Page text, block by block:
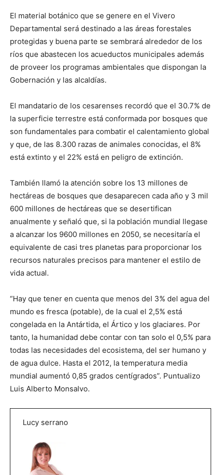
El material botánico que se genere en el Vivero
Departamental será destinado a las áreas forestales
protegidas y buena parte se sembrará alrededor de los
ríos que abastecen los acueductos municipales además
de proveer los programas ambientales que dispongan la
Gobernación y las alcaldías.
El mandatario de los cesarenses recordó que el 30.7% de
la superficie terrestre está conformada por bosques que
son fundamentales para combatir el calentamiento global
y que, de las 8.300 razas de animales conocidas, el 8%
está extinto y el 22% está en peligro de extinción.
También llamó la atención sobre los 13 millones de
hectáreas de bosques que desaparecen cada año y 3 mil
600 millones de hectáreas que se desertifican
anualmente y señaló que, si la población mundial llegase
a alcanzar los 9600 millones en 2050, se necesitaría el
equivalente de casi tres planetas para proporcionar los
recursos naturales precisos para mantener el estilo de
vida actual.
“Hay que tener en cuenta que menos del 3% del agua del
mundo es fresca (potable), de la cual el 2,5% está
congelada en la Antártida, el Ártico y los glaciares. Por
tanto, la humanidad debe contar con tan solo el 0,5% para
todas las necesidades del ecosistema, del ser humano y
de agua dulce. Hasta el 2012, la temperatura media
mundial aumentó 0,85 grados centígrados”. Puntualizo
Luis Alberto Monsalvo.
Lucy serrano